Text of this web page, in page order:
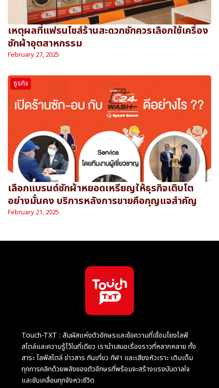
เหตุผลที่แฟรนไชส์ร้านสะดวกซักควรเลือกใช้เครื่อง
ซักผ้าอุตสาหกรรม
February 27, 2025
ธุรกิจ
เลือกแบรนด์ซักผ้าหยอดเหรียญให้ธุรกิจเติบโต
อย่างมั่นคง บริการหลังการขายคือกุญแจสำคัญ
February 21, 2025
Touch-TXT : สัมผัสแห่งตัวอักษรและข้อความที่เชื่อมโยงไลฟ์
สไตล์และความรู้ไว้ในที่เดียว เรานำเสนอเรื่องราวที่หลากหลาย ทั้ง
สาระ ไลฟ์สไตล์ ข่าวสาร กินเที่ยว กีฬา และเสียงหัวเราะ เติมเต็ม
ทุกการคลิกด้วยพลังของตัวอักษรที่พร้อมจะสร้างแรงบันดาลใจ
และขับเคลื่อนทุกจังหวะชีวิต